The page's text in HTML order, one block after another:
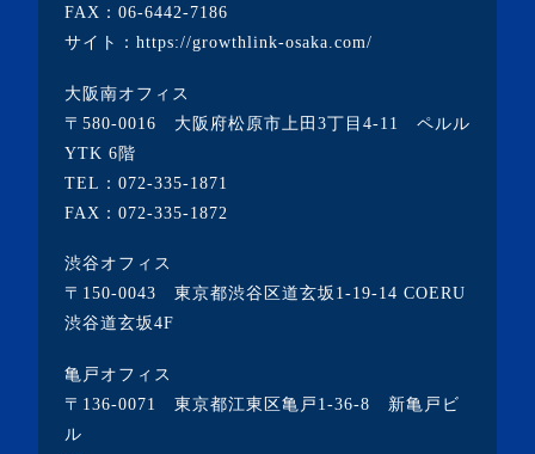
・2021年12月(2記事)
・2021年11月(7記事)
・2021年10月(3記事)
・2021年8月(6記事)
・2021年7月(3記事)
・2021年5月(2記事)
・2021年4月(4記事)
FAX：06-6442-7186
サイト： https://growthlink-osaka.com/
大阪南オフィス
〒580-0016 大阪府松原市上田3丁目4-11 ペルル
YTK 6階
TEL： 072-335-1871
FAX：072-335-1872
渋谷オフィス
〒150-0043 東京都渋谷区道玄坂1-19-14 COERU
渋谷道玄坂4F
亀戸オフィス
〒136-0071 東京都江東区亀戸1-36-8 新亀戸ビ
ル